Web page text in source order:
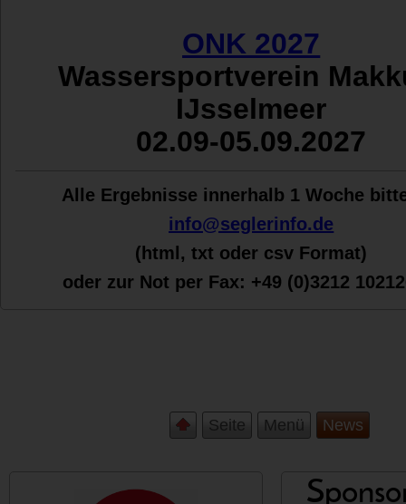
ONK 2027
Wassersportverein
IJsselmeer
02.09-05.09.2027
Alle Ergebnisse innerhalb 1 Woche bit
info@seglerinfo.de
(html, txt oder csv Format)
oder zur Not per Fax: +49 (0)3212
Seite Menü News